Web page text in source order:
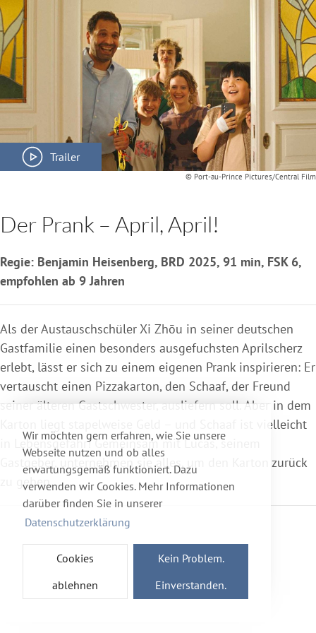
Wir möchten gern erfahren, wie Sie unsere
Webseite nutzen und ob alles
erwartungsgemäß funktioniert. Dazu
verwenden wir Cookies. Mehr Informationen
darüber finden Sie in unserer
Datenschutzerklärung
Cookies
ablehnen
Kein Problem.
Einverstanden.
Trailer
© Port-au-Prince Pictures/Central Film
Der Prank – April, April!
Regie: Benjamin Heisenberg, BRD 2025, 91 min, FSK 6,
empfohlen ab 9 Jahren
Als der Austauschschüler Xi Zhōu in seiner deutschen
Gastfamilie einen besonders ausgefuchsten Aprilscherz
erlebt, lässt er sich zu einem eigenen Prank inspirieren: Er
vertauscht einen Pizzakarton, den Schaaf, der Freund
seiner älteren Gastschwester, ausliefern soll. Aber in dem
Karton liegt stapelweise Geld – und Schaaf ist vielleicht
in Lebensgefahr! Gemeinsam mit Lucas, seinem
Gastgeber, unternehmen sie alles, um den Karton zurück
zu geben…